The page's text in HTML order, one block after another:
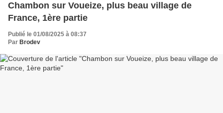
Chambon sur Voueize, plus beau village de
France, 1ère partie
Publié le 01/08/2025 à 08:37
Par Brodev